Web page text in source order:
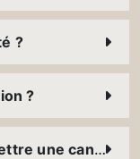
?
?
Quels sont les délais pour soumettre une candidature ?